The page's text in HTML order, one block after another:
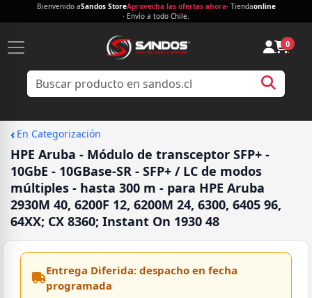
Bienvenido aSandos StoreAprovecha las ofertas ahora· Tiendaonline
· Envío a todo Chile.
0
‹ En Categorización
HPE Aruba - Módulo de transceptor SFP+ -
10GbE - 10GBase-SR - SFP+ / LC de modos
múltiples - hasta 300 m - para HPE Aruba
2930M 40, 6200F 12, 6200M 24, 6300, 6405 96,
64XX; CX 8360; Instant On 1930 48
Entrega Diferida: despacho en fecha
programada